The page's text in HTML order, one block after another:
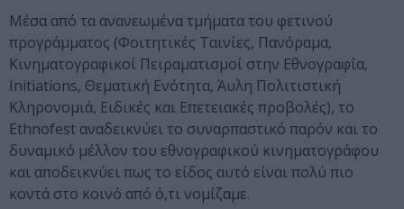
Μέσα από τα ανανεωμένα τμήματα του φετινού
προγράμματος (Φοιτητικές Ταινίες, Πανόραμα,
Κινηματογραφικοί Πειραματισμοί στην Εθνογραφία,
Initiations, Θεματική Ενότητα, Άυλη Πολιτιστική
Κληρονομιά, Ειδικές και Επετειακές προβολές), το
Ethnofest αναδεικνύει το συναρπαστικό παρόν και το
δυναμικό μέλλον του εθνογραφικού κινηματογράφου
και αποδεικνύει πως το είδος αυτό είναι πολύ πιο
κοντά στο κοινό από ό,τι νομίζαμε.